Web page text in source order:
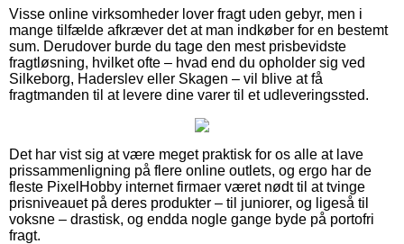
Visse online virksomheder lover fragt uden gebyr, men i
mange tilfælde afkræver det at man indkøber for en bestemt
sum. Derudover burde du tage den mest prisbevidste
fragtløsning, hvilket ofte – hvad end du opholder sig ved
Silkeborg, Haderslev eller Skagen – vil blive at få
fragtmanden til at levere dine varer til et udleveringssted.
Det har vist sig at være meget praktisk for os alle at lave
prissammenligning på flere online outlets, og ergo har de
fleste PixelHobby internet firmaer været nødt til at tvinge
prisniveauet på deres produkter – til juniorer, og ligeså til
voksne – drastisk, og endda nogle gange byde på portofri
fragt.